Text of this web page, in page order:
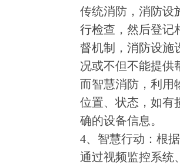
传统消防，消防设
行检查，然后登记
督机制，消防设施
况或不但不能提供
而智慧消防，利用
位置、状态，如有
确的设备信息。
4、智慧行动：根
通过视频监控系统